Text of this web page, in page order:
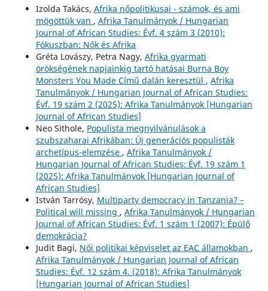
Izolda Takács, Afrika nőpolitikusai - számok, és ami
mögöttük van , Afrika Tanulmányok / Hungarian
Journal of African Studies: Évf. 4 szám 3 (2010):
Fókuszban: Nők és Afrika
Gréta Lovászy, Petra Nagy, Afrika gyarmati
örökségének napjainkig tartó hatásai Burna Boy
Monsters You Made Című dalán keresztül , Afrika
Tanulmányok / Hungarian Journal of African Studies:
Évf. 19 szám 2 (2025): Afrika Tanulmányok [Hungarian
Journal of African Studies]
Neo Sithole, Populista megnyilvánulások a
szubszaharai Afrikában: Új generációs populisták
archetípus-elemzése , Afrika Tanulmányok /
Hungarian Journal of African Studies: Évf. 19 szám 1
(2025): Afrika Tanulmányok [Hungarian Journal of
African Studies]
István Tarrósy, Multiparty democracy in Tanzania? –
Political will missing , Afrika Tanulmányok / Hungarian
Journal of African Studies: Évf. 1 szám 1 (2007): Épülő
demokrácia?
Judit Bagi, Női politikai képviselet az EAC államokban ,
Afrika Tanulmányok / Hungarian Journal of African
Studies: Évf. 12 szám 4. (2018): Afrika Tanulmányok
[Hungarian Journal of African Studies]